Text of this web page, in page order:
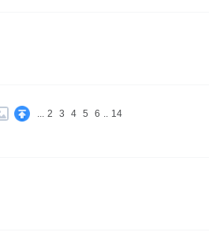
... 2 3 4 5 6 .. 14